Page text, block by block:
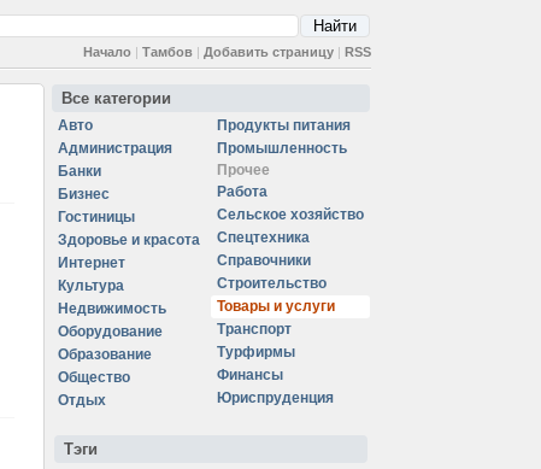
Начало | Тамбов | Добавить страницу | RSS
Все категории
Авто
Администрация
Банки
Бизнес
Гостиницы
Здоровье и красота
Интернет
Культура
Недвижимость
Оборудование
Образование
Общество
Отдых
Продукты питания
Промышленность
Прочее
Работа
Сельское хозяйство
Спецтехника
Справочники
Строительство
Товары и услуги
Транспорт
Турфирмы
Финансы
Юриспруденция
Тэги